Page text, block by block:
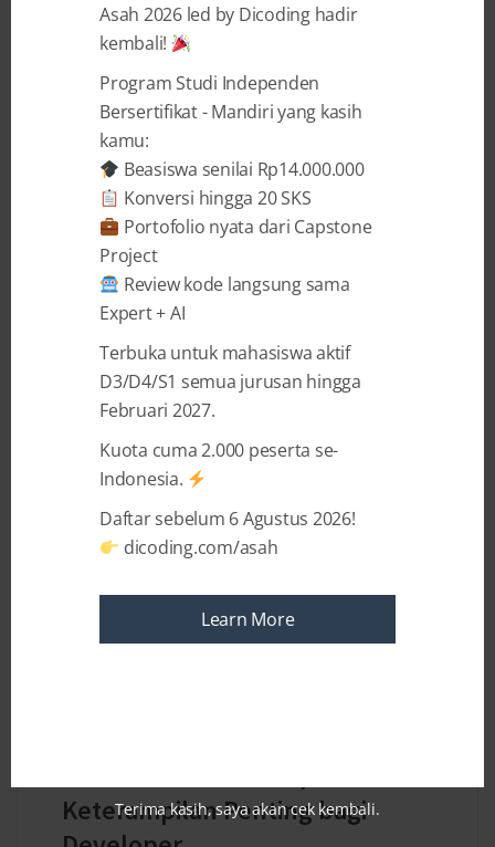
Tiada Kata Lelah untuk
Mempersiapkan Diri Jadi
Talenta Digital yang Berprestasi
Cerita Andrew Benedictus Jamesie, Talenta
Digital Lulusan Program-Program Belajar di
Dicoding Mimpi akan tetap menjadi sekadar
mimpi jika kita tidak bangun dan
mewujudkannya. Andrew Benedictus Jamesie (21)
adalah seorang pemuda asal Medan yang
memilih untuk tidak hanya bangun demi
upaya lebih keras dibandingkan yang lain ...
Keterampilan Penting bagi
Asah 2026 led by Dicoding hadir
kembali!
Program Studi Independen
Bersertifikat - Mandiri yang kasih
kamu:
Beasiswa senilai Rp14.000.000
Konversi hingga 20 SKS
Portofolio nyata dari Capstone
Project
Review kode langsung sama
Expert + AI
Terbuka untuk mahasiswa aktif
D3/D4/S1 semua jurusan hingga
Februari 2027.
Kuota cuma 2.000 peserta se-
Indonesia.
Daftar sebelum 6 Agustus 2026!
dicoding.com/asah
Learn More
Terima kasih, saya akan cek kembali.